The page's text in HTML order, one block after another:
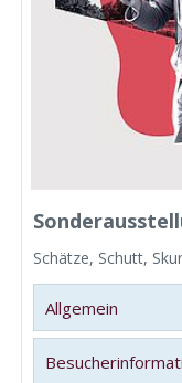
Schätze, Schutt,
Allgemein